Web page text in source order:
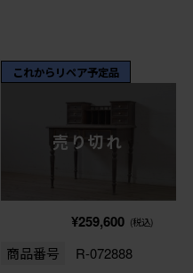
これからリペア予定品
売り切れ
¥259,600 (税込)
商品番号 R-072888